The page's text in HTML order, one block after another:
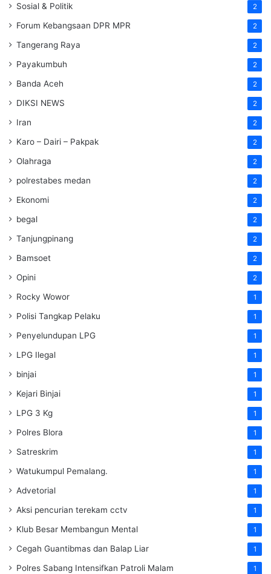
Sosial & Politik 2
Forum Kebangsaan DPR MPR 2
Tangerang Raya 2
Payakumbuh 2
Banda Aceh 2
DIKSI NEWS 2
Iran 2
Karo – Dairi – Pakpak 2
Olahraga 2
polrestabes medan 2
Ekonomi 2
begal 2
Tanjungpinang 2
Bamsoet 2
Opini 2
Rocky Wowor 1
Polisi Tangkap Pelaku 1
Penyelundupan LPG 1
LPG Ilegal 1
binjai 1
Kejari Binjai 1
LPG 3 Kg 1
Polres Blora 1
Satreskrim 1
Watukumpul Pemalang. 1
Advetorial 1
Aksi pencurian terekam cctv 1
Klub Besar Membangun Mental 1
Cegah Guantibmas dan Balap Liar 1
Polres Sabang Intensifkan Patroli Malam 1